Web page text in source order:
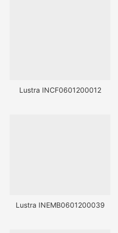
Lustra INCF0601200012
Lustra INEMB0601200039